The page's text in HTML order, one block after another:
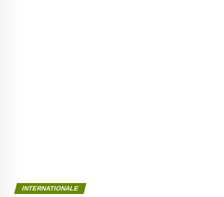
INTERNATIONALE